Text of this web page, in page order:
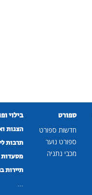
ספורט
חדשות ספורט
ספורט נוער
מכבי נתניה
בילוי
הצגות
תרבות
מסעדות
תיירות
...